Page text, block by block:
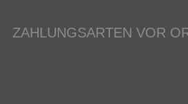
ZAHLUNGSARTEN VOR